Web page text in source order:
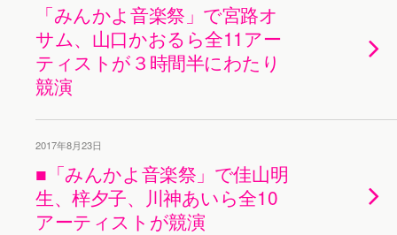
「みんかよ音楽祭」で宮路オ
サム、山口かおるら全11アー
ティストが３時間半にわたり
競演
2017年8月23日
■「みんかよ音楽祭」で佳山明
生、梓夕子、川神あいら全10
アーティストが競演